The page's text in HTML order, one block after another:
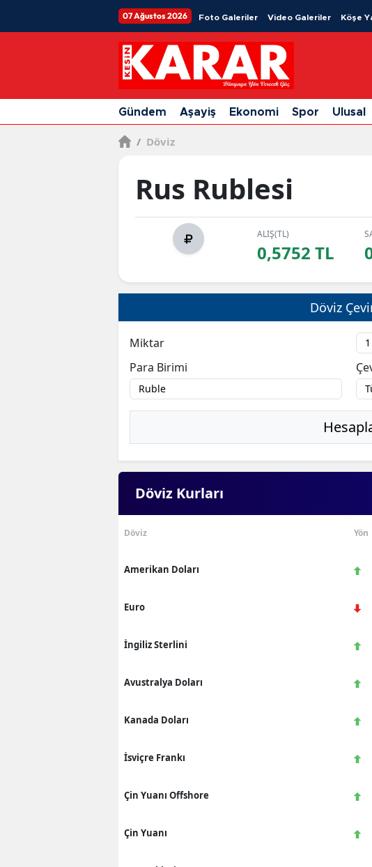
07 Ağustos 2026 Foto Galeriler Video Galeriler Köşe
Gündem Aşayiş Ekonomi Spor Ulusal
/ Döviz
Rus Rublesi
ALIŞ(TL)
0,5752 TL
Döviz
Miktar
Para Birimi
Döviz Kurları
Döviz Yön
Amerikan Doları
Euro
İngiliz Sterlini
Avustralya Doları
Kanada Doları
İsviçre Frankı
Çin Yuanı Offshore
Çin Yuanı